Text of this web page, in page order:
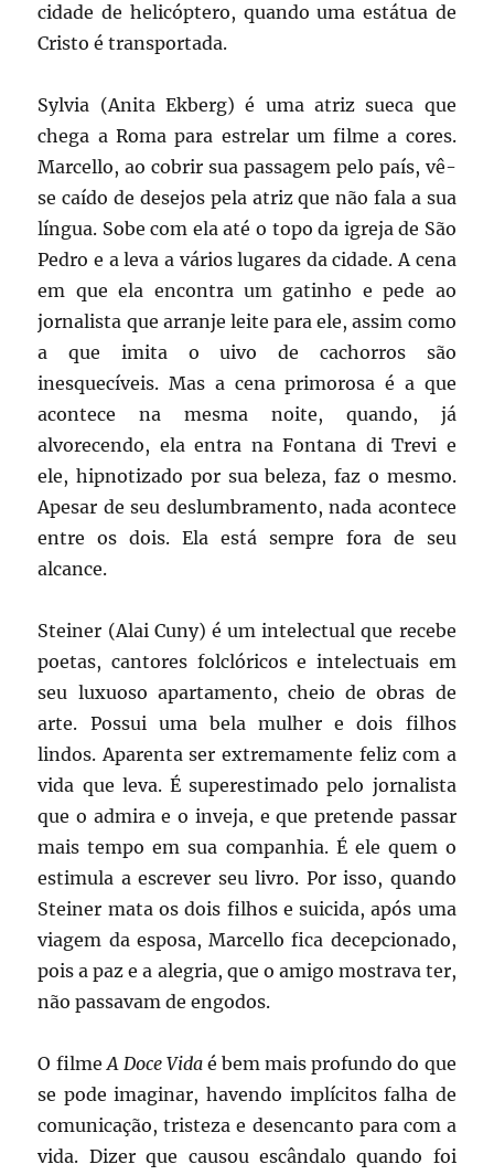
cidade de helicóptero, quando uma estátua de
Cristo é transportada.
Sylvia (Anita Ekberg) é uma atriz sueca que
chega a Roma para estrelar um filme a cores.
Marcello, ao cobrir sua passagem pelo país, vê-
se caído de desejos pela atriz que não fala a sua
língua. Sobe com ela até o topo da igreja de São
Pedro e a leva a vários lugares da cidade. A cena
em que ela encontra um gatinho e pede ao
jornalista que arranje leite para ele, assim como
a que imita o uivo de cachorros são
inesquecíveis. Mas a cena primorosa é a que
acontece na mesma noite, quando, já
alvorecendo, ela entra na Fontana di Trevi e
ele, hipnotizado por sua beleza, faz o mesmo.
Apesar de seu deslumbramento, nada acontece
entre os dois. Ela está sempre fora de seu
alcance.
Steiner (Alai Cuny) é um intelectual que recebe
poetas, cantores folclóricos e intelectuais em
seu luxuoso apartamento, cheio de obras de
arte. Possui uma bela mulher e dois filhos
lindos. Aparenta ser extremamente feliz com a
vida que leva. É superestimado pelo jornalista
que o admira e o inveja, e que pretende passar
mais tempo em sua companhia. É ele quem o
estimula a escrever seu livro. Por isso, quando
Steiner mata os dois filhos e suicida, após uma
viagem da esposa, Marcello fica decepcionado,
pois a paz e a alegria, que o amigo mostrava ter,
não passavam de engodos.
O filmeA Doce Vidaé bem mais profundo do que
se pode imaginar, havendo implícitos falha de
comunicação, tristeza e desencanto para com a
vida. Dizer que causou escândalo quando foi